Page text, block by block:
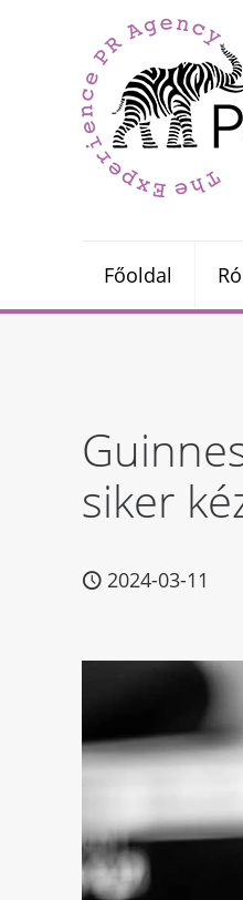
Főoldal
siker
2024-03-11